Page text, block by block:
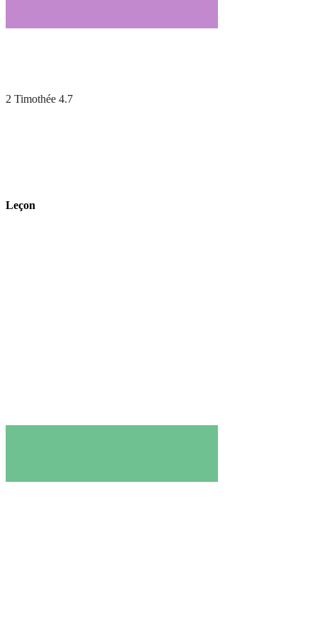
2 Timothée 4.7
Leçon